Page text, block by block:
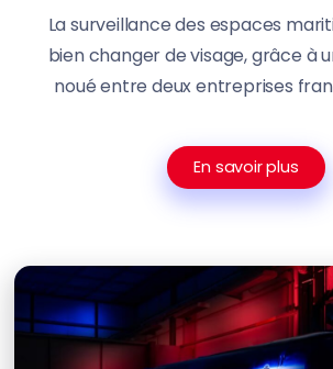
La surveillance des espaces
bien changer de visage, grâce à
noué entre deux entreprises
En savoir plus